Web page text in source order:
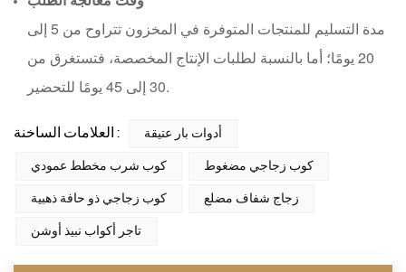
مدة التسليم للمنتجات المتوفرة في المخزون تتراوح من 5 إلى
20 يومًا؛ أما بالنسبة لطلبات الإنتاج المخصصة، فتستغرق من
30 إلى 45 يومًا للتحضير.
العلامات الساخنة : أدوات بار عتيقة
كوب شرب مخطط عمودي كوب زجاجي مضغوط
كوب زجاجي ذو حافة ذهبية زجاج شفاف مضلع
تاجر أكواب نبيذ أوشن